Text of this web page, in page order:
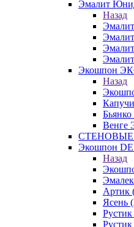
Эмалит
Назад
Экошпон
Назад
Венге
Экошпон
Назад
Артик
Ясень